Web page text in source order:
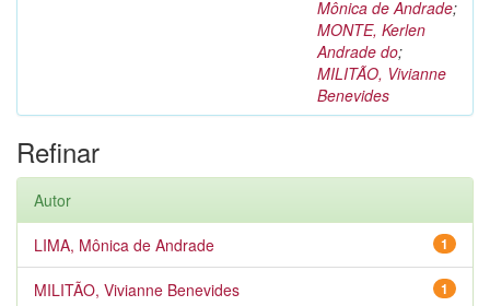
Mônica de Andrade;
MONTE, Kerlen
Andrade do;
MILITÃO, Vivianne
Benevides
Refinar
Autor
1
LIMA, Mônica de Andrade
1
MILITÃO, Vivianne Benevides